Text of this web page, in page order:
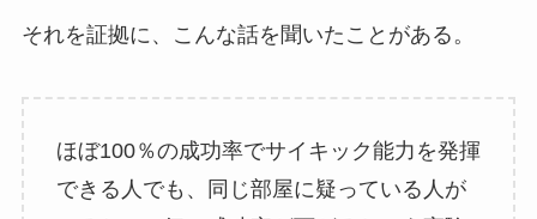
それを証拠に、こんな話を聞いたことがある。
ほぼ100％の成功率でサイキック能力を発揮
できる人でも、同じ部屋に疑っている人が